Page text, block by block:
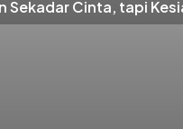
Sekadar Cinta, tapi